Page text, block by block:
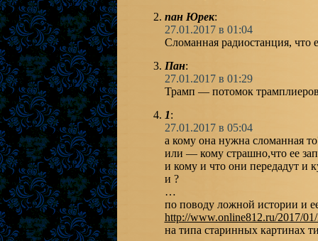
пан Юрек:
27.01.2017 в 01:04
Сломанная радиостанция, что
Пан:
27.01.2017 в 01:29
Трамп — потомок
1:
27.01.2017 в 05:04
а кому она нужна сломанная
или — кому страшно,что ее
и кому и что они передадут и
и ?
…
по поводу ложной истории и
http://www.online812.ru/2017/
на типа старинных картинах